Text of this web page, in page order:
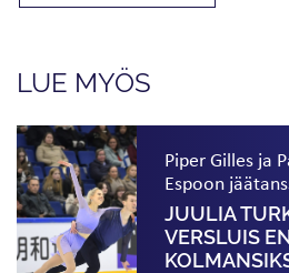
LUE MYÖS
Piper Gilles ja
Espoon
JUULIA
VERSLUIS